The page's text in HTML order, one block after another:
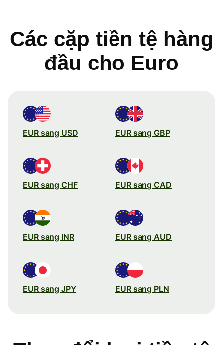
Các cặp tiền tệ hàng
đầu cho Euro
EUR sang USD EUR sang GBP
EUR sang CHF EUR sang CAD
EUR sang INR EUR sang AUD
EUR sang JPY EUR sang PLN